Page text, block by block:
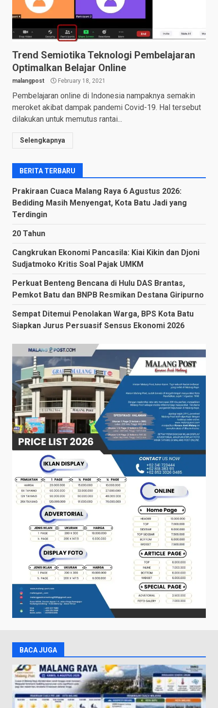
Trend Semiotika Teknologi Pembelajaran
Optimalkan Belajar Online
malangpost February 18, 2021
Pembelajaran online di Indonesia nampaknya semakin
meroket akibat dampak pandemi Covid-19. Hal tersebut
dilakukan untuk memutus rantai...
Selengkapnya
BERITA TERBARU
Prakiraan Cuaca Malang Raya 6 Agustus 2026:
Bediding Masih Menyengat, Kota Batu Jadi yang
Terdingin
20 Tahun
Cangkrukan Ekonomi Pancasila: Kiai Kikin dan Djoni
Sudjatmoko Kritis Soal Pajak UMKM
Perkuat Benteng Bencana di Hulu DAS Brantas,
Pemkot Batu dan BNPB Resmikan Destana Giripurno
Sempat Ditemui Penolakan Warga, BPS Kota Batu
Siapkan Jurus Persuasif Sensus Ekonomi 2026
BACA JUGA